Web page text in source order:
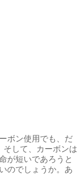
ボン使用でも、だ
そして、カーボンは
が短いであろうと
のでしょうか。あ